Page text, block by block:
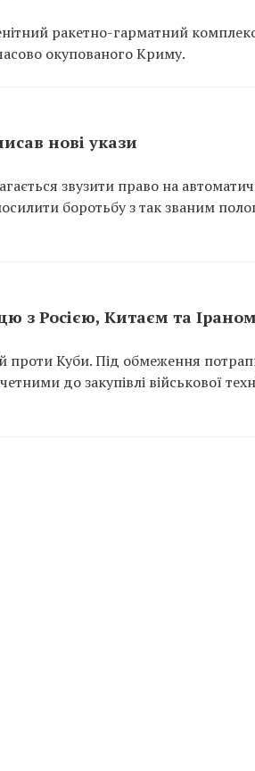
ракетно-гарматний
окупованого Криму.
нові укази
звузити право на
боротьбу з так званим
з Росією, Китаєм та Іраном
проти Куби. Під обмеження
до закупівлі військової